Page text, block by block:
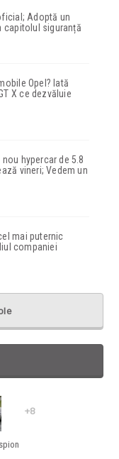
Adoptă un
capitolul siguranță
Opel? Iată
X ce dezvăluie
hypercar de 5.8
vineri; Vedem un
mai puternic
companiei
+8